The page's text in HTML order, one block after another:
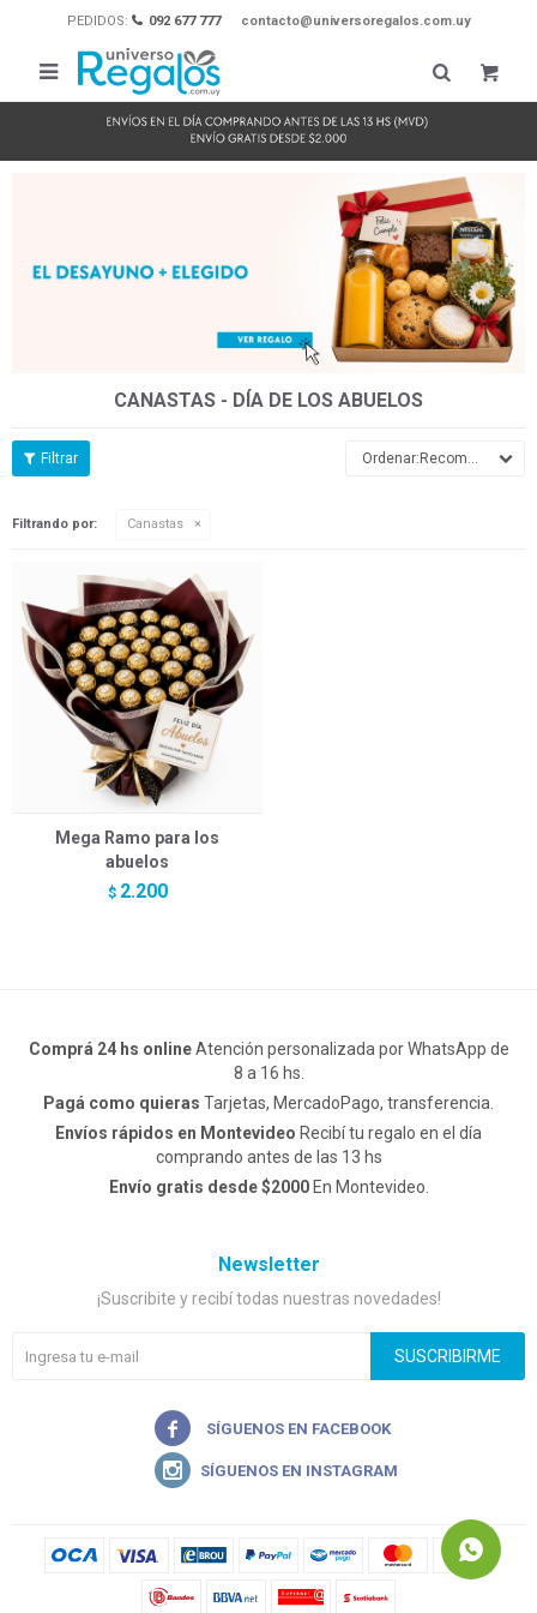
PEDIDOS: 092 677 777 contacto@universoregalos.com.uy

CANASTAS - DÍA DE LOS ABUELOS
Recomendados
Filtrando por: Canastas
Mega Ramo para los
abuelos
$ 2.200
Comprá 24 hs onlineAtención personalizada por WhatsApp de
8 a 16 hs.
Pagá como quieras Tarjetas, MercadoPago, transferencia.
Envíos rápidos en Montevideo Recibí tu regalo en el día
comprando antes de las 13 hs
Envío gratis desde $2000En Montevideo.
Newsletter
¡Suscribite y recibí todas nuestras novedades!
SUSCRIBIRME

